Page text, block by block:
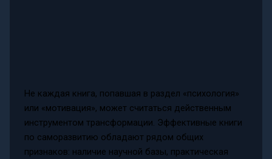
Не каждая книга, попавшая в раздел «психология»
или «мотивация», может считаться действенным
инструментом трансформации. Эффективные книги
по саморазвитию обладают рядом общих
признаков: наличие научной базы, практическая